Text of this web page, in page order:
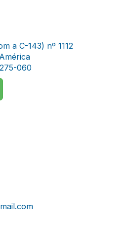
a C-143) nº 1112
060